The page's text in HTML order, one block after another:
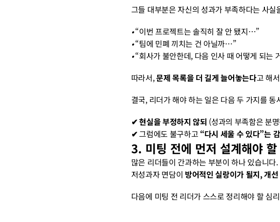
그들 대부분은 자신의 성과가 부족하다는 사실
• “이번 프로젝트는 솔직히 잘 안 됐지…”
• “팀에 민폐 끼치는 건 아닐까…”
• “회사가 불안한데, 다음 인사 때 어떻게 되는
따라서, 문제 목록을 더 길게 늘어놓는다고 해
결국, 리더가 해야 하는 일은 다음 두 가지를
✔︎ 현실을 부정하지 않되 (성과의 부족함은 분
✔︎ 그럼에도 불구하고 “다시 세울 수 있다”는
3. 미팅 전에 먼저 설계해야 할
많은 리더들이 간과하는 부분이 하나 있습니다.
저성과자 면담이 방어적인 실랑이가 될지, 개
다음에 미팅 전 리더가 스스로 정리해야 할 심